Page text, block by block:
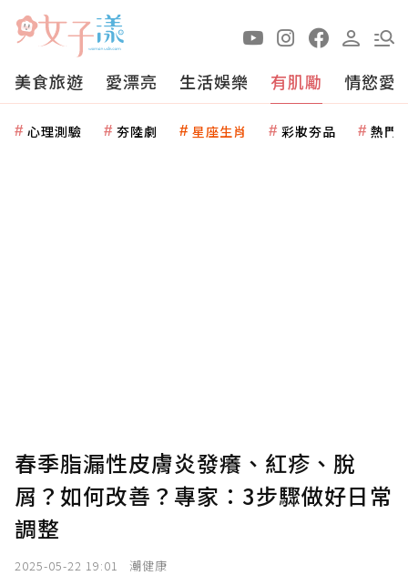
美食旅遊 愛漂亮 生活娛樂 有肌勵 情慾愛
心理測驗 夯陸劇 星座生肖 彩妝夯品 熱門
春季脂漏性皮膚炎發癢、紅疹、脫
屑？如何改善？專家：3步驟做好日常
調整
2025-05-22 19:01 潮健康